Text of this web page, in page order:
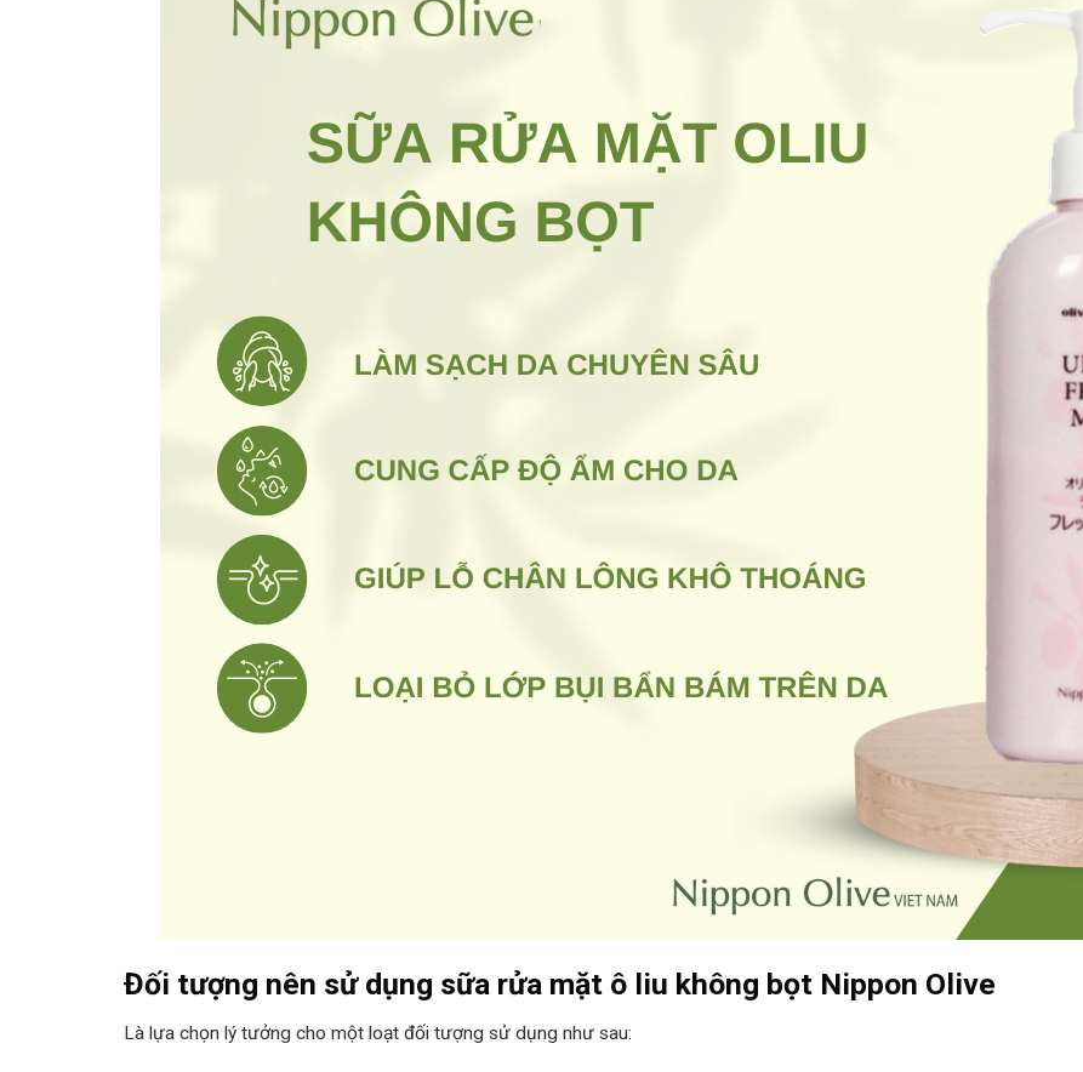
Đối tượng nên sử dụng sữa rửa mặt ô liu không bọt Nippon Olive
Là lựa chọn lý tưởng cho một loạt đối tượng sử dụng như sau: